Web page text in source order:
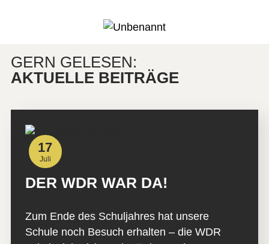
GERN GELESEN:
AKTUELLE BEITRÄGE
17
Juli
DER WDR WAR DA!
Zum Ende des Schuljahres hat unsere
Schule noch Besuch erhalten – die WDR